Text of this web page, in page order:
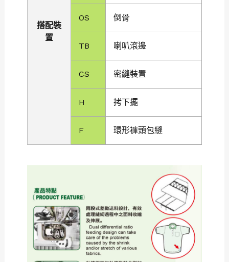
搭配裝
置
OS 倒骨
TB 喇叭滾邊
CS 密縫裝置
H 拷下擺
F 環形褲頭包縫